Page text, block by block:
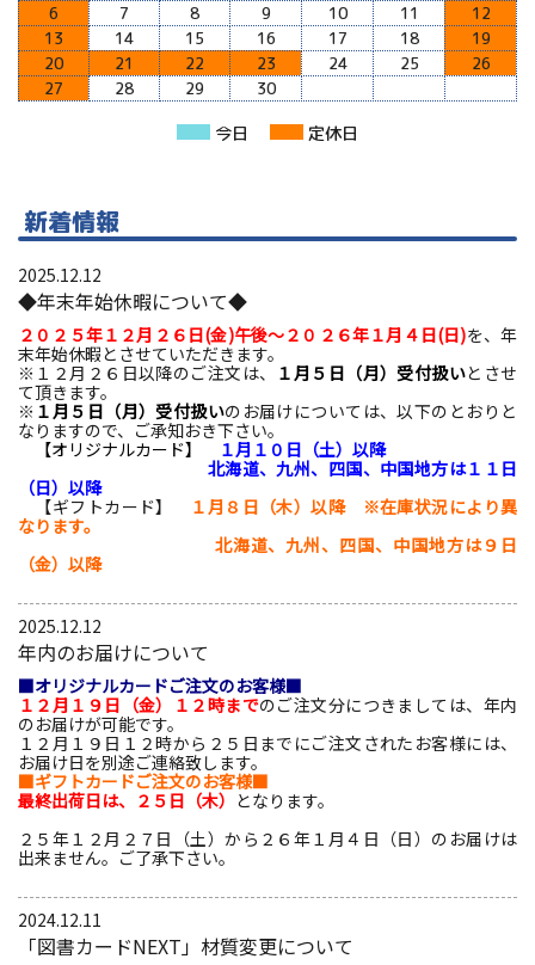
6
7 8 9 10 11
12
13
14 15 16 17 18
19
20
21 22 23 24 25
26
27
28 29 30
今日 定休日
新着情報
2025.12.12
◆年末年始休暇について◆
２０２５年１２月２６日(金)午後～２０２６年１月４日(日)を、年
末年始休暇とさせていただきます。
※１２月２６日以降のご注文は、
１月５日（月）受付扱いとさせ
て頂きます。
※ １月５日（月）受付扱いのお届けについては、以下のとおりと
なりますので、ご承知おき下さい。
【オリジナルカード】
１月１０日（土）以降
北海道、九州、四国、中国地方は１１日
（日）以降
【ギフトカード】
１月８日（木）以降 ※在庫状況により異
なります。
北海道、九州、四国、中国地方は９日
（金）以降
2025.12.12
年内のお届けについて
■オリジナルカードご注文のお客様■
１２月１９日（金）１２時までのご注文分につきましては、年内
のお届けが可能です。
１２月１９日１２時から２５日までにご注文されたお客様には、
お届け日を別途ご連絡致します。
■ギフトカードご注文のお客様■
最終出荷日は、２５日（木） となります。
２５年１２月２７日（土）から２６年１月４日（日）のお届けは
出来ません。ご了承下さい。
2024.12.11
「図書カードNEXT」材質変更について